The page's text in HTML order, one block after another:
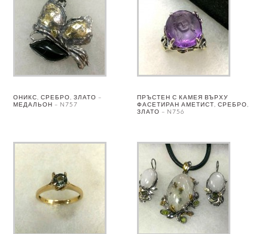
ОНИКС, СРЕБРО, ЗЛАТО –
МЕДАЛЬОН – N757
ПРЪСТЕН С КАМЕЯ ВЪРХУ
ФАСЕТИРАН АМЕТИСТ, СРЕБРО,
ЗЛАТО – N756